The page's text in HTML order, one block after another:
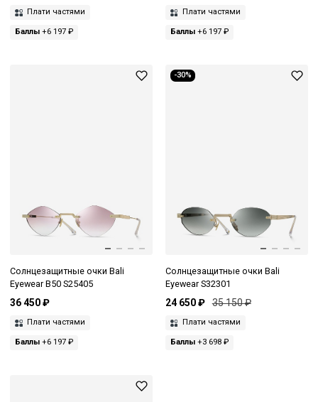
Плати частями
Баллы +6 197 ₽
Плати частями
Баллы+6 197 ₽
Солнцезащитные очки Bali
Eyewear B50 S25405
36 450 ₽
Плати частями
Баллы +6 197 ₽
-30%
Солнцезащитные очки Bali
Eyewear S32301
24 650 ₽ 35 150 ₽
Плати частями
Баллы+3 698 ₽